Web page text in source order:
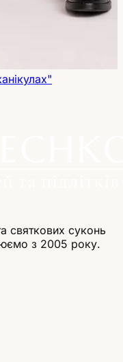
святкових суконь
з 2005 року.